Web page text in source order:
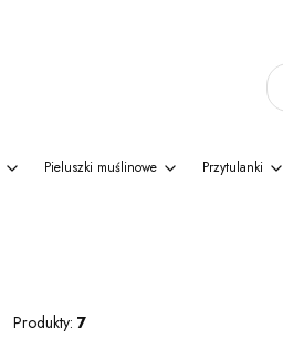
Pieluszki muślinowe Przytulanki
Produkty: 7